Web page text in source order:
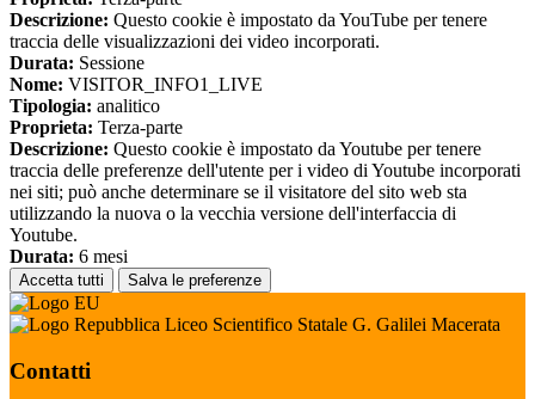
Descrizione: Questo cookie è impostato da YouTube per tenere
traccia delle visualizzazioni dei video incorporati.
Durata: Sessione
Nome: VISITOR_INFO1_LIVE
Tipologia: analitico
Proprieta: Terza-parte
Descrizione: Questo cookie è impostato da Youtube per tenere
traccia delle preferenze dell'utente per i video di Youtube incorporati
nei siti; può anche determinare se il visitatore del sito web sta
utilizzando la nuova o la vecchia versione dell'interfaccia di
Youtube.
Durata: 6 mesi
Accetta tutti Salva le preferenze
Liceo Scientifico Statale G. Galilei Macerata
Contatti